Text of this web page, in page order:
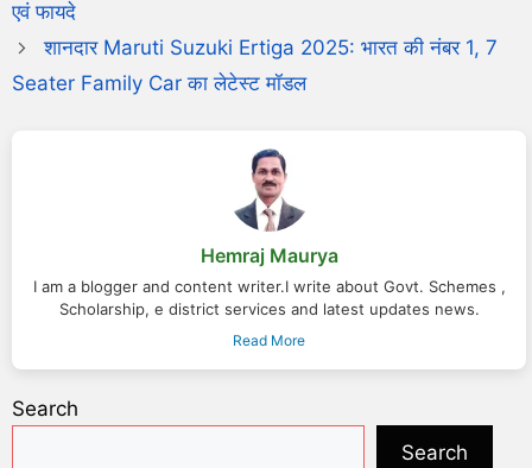
एवं फायदे
शानदार Maruti Suzuki Ertiga 2025: भारत की नंबर 1, 7
Seater Family Car का लेटेस्ट मॉडल
Hemraj Maurya
I am a blogger and content writer.I write about Govt. Schemes ,
Scholarship, e district services and latest updates news.
Read More
Search
Search